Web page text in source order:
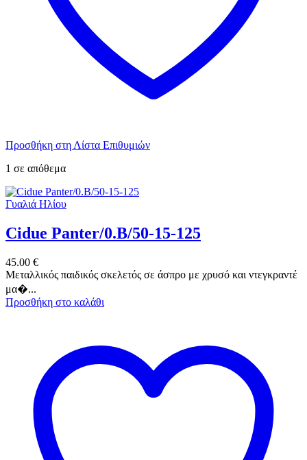
Προσθήκη στη Λίστα Επιθυμιών
1 σε απόθεμα
Γυαλιά Ηλίου
Cidue Panter/0.B/50-15-125
45.00 €
Μεταλλικός παιδικός σκελετός σε άσπρο με χρυσό και ντεγκραντέ
μα�...
Προσθήκη στο καλάθι